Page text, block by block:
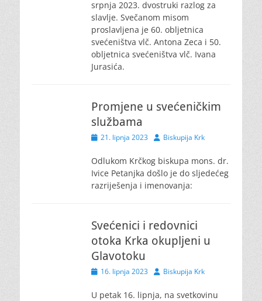
srpnja 2023. dvostruki razlog za
slavlje. Svečanom misom
proslavljena je 60. obljetnica
svećeništva vlč. Antona Zeca i 50.
obljetnica svećeništva vlč. Ivana
Jurasića.
Promjene u svećeničkim
službama
Posted21. lipnja 2023 AuthorBiskupija Krk
Odlukom Krčkog biskupa mons. dr.
Ivice Petanjka došlo je do sljedećeg
razriješenja i imenovanja:
Svećenici i redovnici
otoka Krka okupljeni u
Glavotoku
Posted16. lipnja 2023 AuthorBiskupija Krk
U petak 16. lipnja, na svetkovinu